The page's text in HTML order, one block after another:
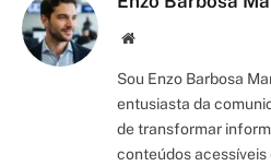
Site/Blog
Sou Enzo Barbosa
entusiasta da
de transformar
conteúdos